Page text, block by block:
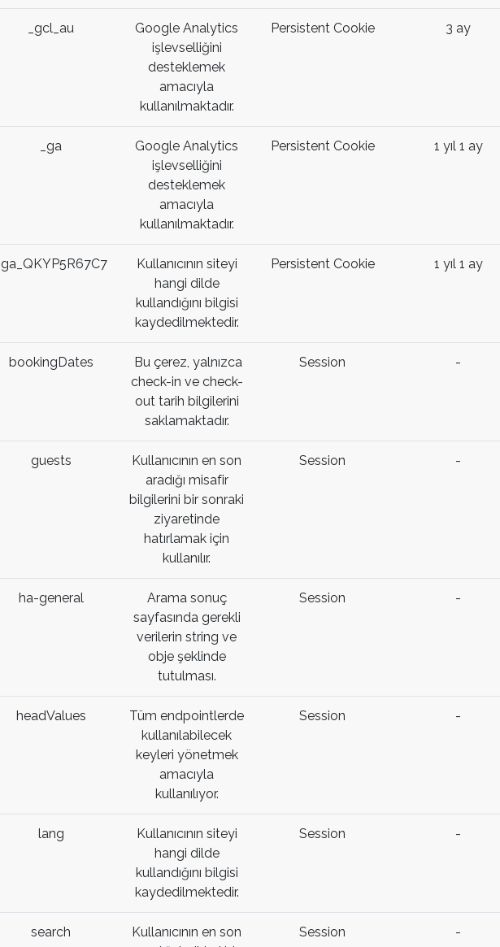
_gcl_au
Google Analytics
işlevselliğini
desteklemek
amacıyla
kullanılmaktadır.
Persistent Cookie 3 ay
_ga
Google Analytics
işlevselliğini
desteklemek
amacıyla
kullanılmaktadır.
Persistent Cookie 1 yıl 1 ay
_ga_QKYP5R67C7
Kullanıcının siteyi
hangi dilde
kullandığını bilgisi
kaydedilmektedir.
Persistent Cookie 1 yıl 1 ay
bookingDates
Bu çerez, yalnızca
check-in ve check-
out tarih bilgilerini
saklamaktadır.
Session -
guests
Kullanıcının en son
aradığı misafir
bilgilerini bir sonraki
ziyaretinde
hatırlamak için
kullanılır.
Session -
ha-general
Arama sonuç
sayfasında gerekli
verilerin string ve
obje şeklinde
tutulması.
Session -
headValues
Tüm endpointlerde
kullanılabilecek
keyleri yönetmek
amacıyla
kullanılıyor.
Session -
lang
Kullanıcının siteyi
hangi dilde
kullandığını bilgisi
kaydedilmektedir.
Session -
search
Kullanıcının en son
Session -